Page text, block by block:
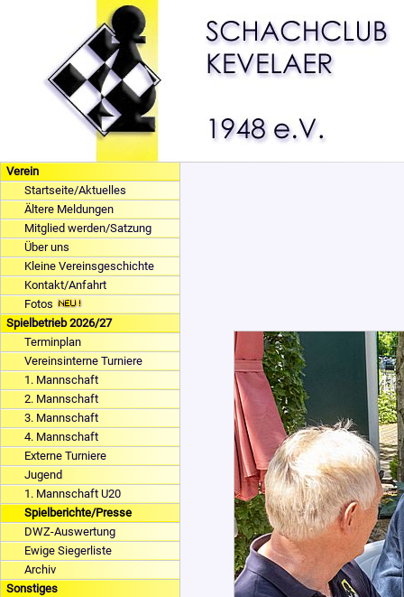
Verein
Startseite/Aktuelles
Ältere Meldungen
Mitglied werden/Satzung
Über uns
Kleine Vereinsgeschichte
Kontakt/Anfahrt
Fotos
Spielbetrieb 2026/27
Terminplan
Vereinsinterne Turniere
1. Mannschaft
2. Mannschaft
3. Mannschaft
4. Mannschaft
Externe Turniere
Jugend
1. Mannschaft U20
Spielberichte/Presse
DWZ-Auswertung
Ewige Siegerliste
Archiv
Sonstiges